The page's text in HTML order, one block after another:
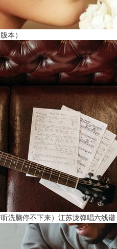
本）
洗脑停不下来）江苏泷弹唱六线谱